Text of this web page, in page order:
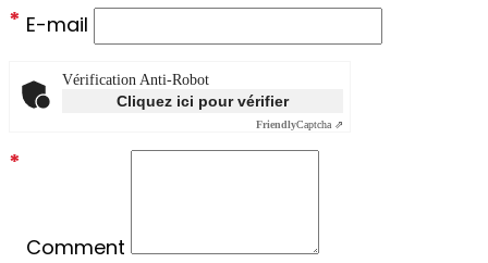
E-mail
*
Vérification Anti-Robot
Cliquez ici pour vérifier
FriendlyCaptcha ⇗
Comment
*